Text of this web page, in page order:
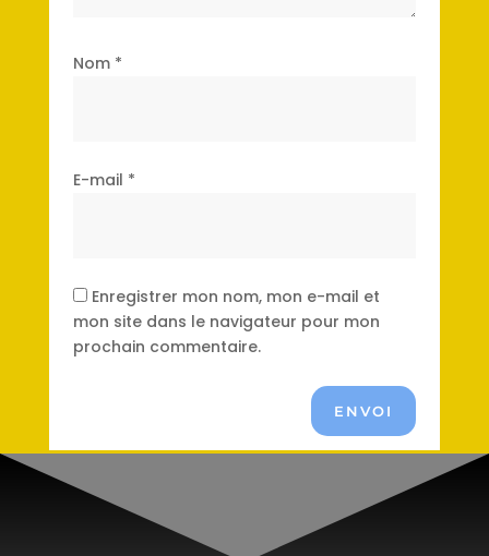
Nom *
E-mail *
Enregistrer mon nom, mon e-mail et
mon site dans le navigateur pour mon
prochain commentaire.
ENVOI